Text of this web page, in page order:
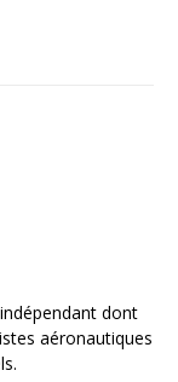
dont
aéronautiques